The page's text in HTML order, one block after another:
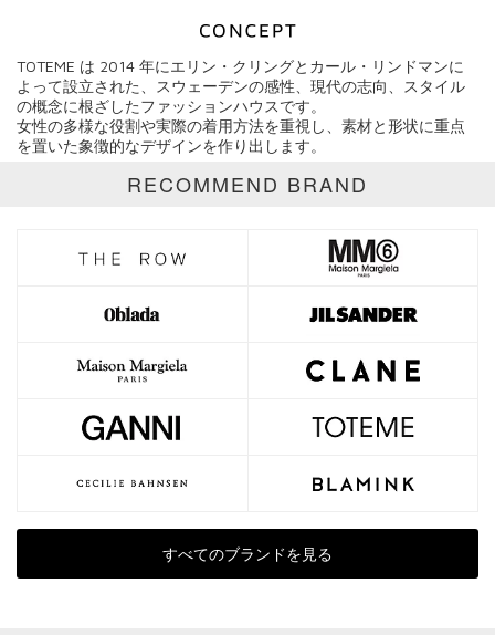
ブランド TOTEME
カテゴリ
表示オプション
全て 通常商品
受注生産
TOTEME は 2014 年にエリン・クリングとカール・リンドマンに
よって設立された、スウェーデンの感性、現代の志向、スタイル
の概念に根ざしたファッションハウスです。
女性の多様な役割や実際の着用方法を重視し、素材と形状に重点
を置いた象徴的なデザインを作り出します。
RECOMMEND BRAND
すべてのブランドを見る